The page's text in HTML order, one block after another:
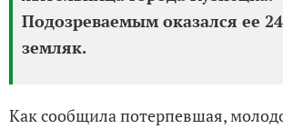
Подозреваемым оказался ее
земляк.
Как сообщила потерпевшая,